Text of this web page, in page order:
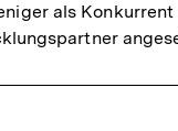
als Konkurrent